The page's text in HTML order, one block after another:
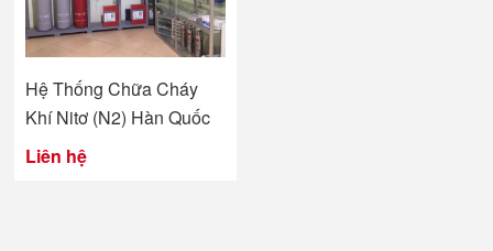
Hệ Thống Chữa Cháy
Khí Nitơ (N2) Hàn Quốc
Liên hệ